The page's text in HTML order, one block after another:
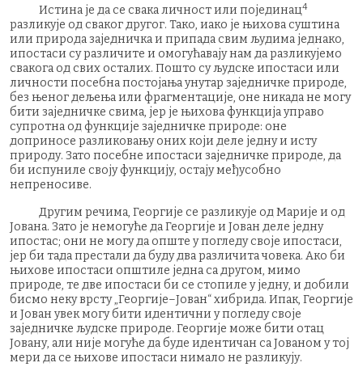
Истина је да се свака личност или појединац4
разликује од сваког другог. Тако, иако је њихова суштина
или природа заједничка и припада свим људима једнако,
ипостаси су различите и омогућавају нам да разликујемо
свакога од свих осталих. Пошто су људске ипостаси или
личности посебна постојања унутар заједничке природе,
без њеног дељења или фрагментације, оне никада не могу
бити заједничке свима, јер је њихова функција управо
супротна од функције заједничке природе: оне
доприносе разликовању оних који деле једну и исту
природу. Зато посебне ипостаси заједничке природе, да
би испуниле своју функцију, остају међусобно
непреносиве.
Другим речима, Георгије се разликује од Марије и од
Јована. Зато је немогуће да Георгије и Јован деле једну
ипостас; они не могу да опште у погледу своје ипостаси,
јер би тада престали да буду два различита човека. Ако би
њихове ипостаси општиле једна са другом, мимо
природе, те две ипостаси би се стопиле у једну, и добили
бисмо неку врсту „Георгије–Јован“ хибрида. Ипак, Георгије
и Јован увек могу бити идентични у погледу своје
заједничке људске природе. Георгије може бити отац
Јовану, али није могуће да буде идентичан са Јованом у тој
мери да се њихове ипостаси нимало не разликују.